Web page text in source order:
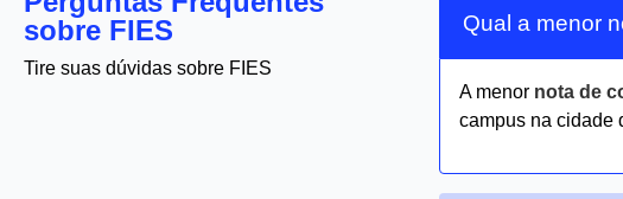
sobre FIES
Tire suas dúvidas sobre FIES
Qual a menor
A menor nota de
campus na cidade